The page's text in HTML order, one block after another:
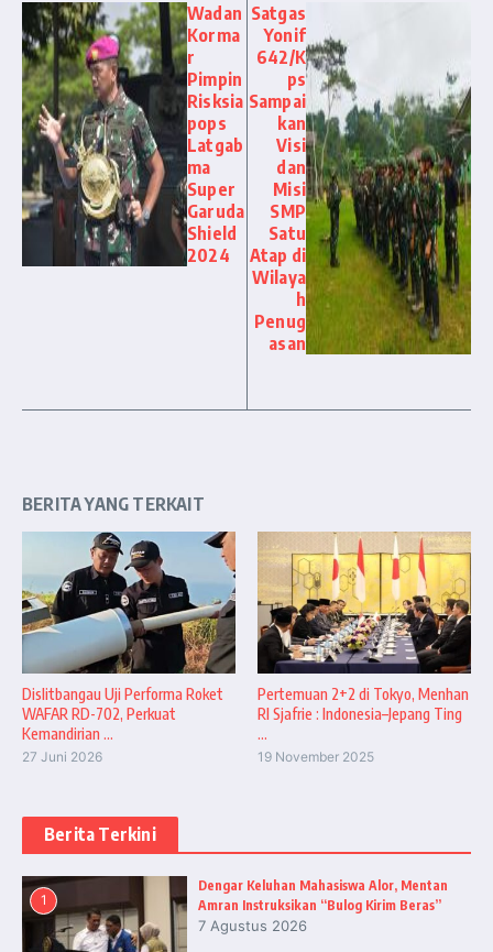
Wadan
Korma
r
Pimpin
Risksia
pops
Latgab
ma
Super
Garuda
Shield
2024
Satgas
Yonif
642/K
ps
Sampai
kan
Visi
dan
Misi
SMP
Satu
Atap di
Wilaya
h
Penug
asan
BERITA YANG TERKAIT
Dislitbangau Uji Performa Roket
WAFAR RD-702, Perkuat
Kemandirian ...
27 Juni 2026
Pertemuan 2+2 di Tokyo, Menhan
RI Sjafrie : Indonesia–Jepang Ting
...
19 November 2025
Berita Terkini
1
Dengar Keluhan Mahasiswa Alor, Mentan
Amran Instruksikan “Bulog Kirim Beras”
7 Agustus 2026